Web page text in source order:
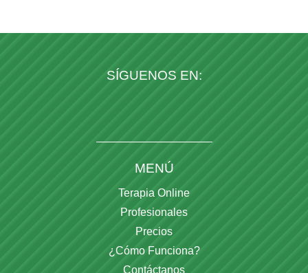
SÍGUENOS EN:
MENÚ
Terapia Online
Profesionales
Precios
¿Cómo Funciona?
Contáctanos